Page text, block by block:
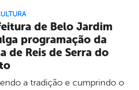
de Belo Jardim
programação da
de Reis de Serra do
a tradição e cumprindo o